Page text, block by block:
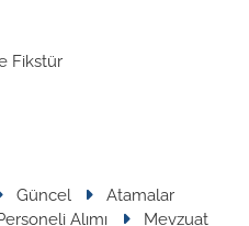
Fikstür
Güncel
Atamalar
Alımı Mevzuat